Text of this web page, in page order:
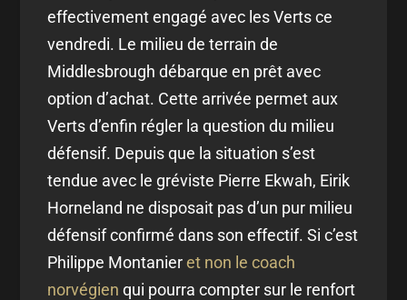
effectivement engagé avec les Verts ce
vendredi. Le milieu de terrain de
Middlesbrough débarque en prêt avec
option d’achat. Cette arrivée permet aux
Verts d’enfin régler la question du milieu
défensif. Depuis que la situation s’est
tendue avec le gréviste Pierre Ekwah, Eirik
Horneland ne disposait pas d’un pur milieu
défensif confirmé dans son effectif. Si c’est
Philippe Montanieret non le coach
norvégien qui pourra compter sur le renfort